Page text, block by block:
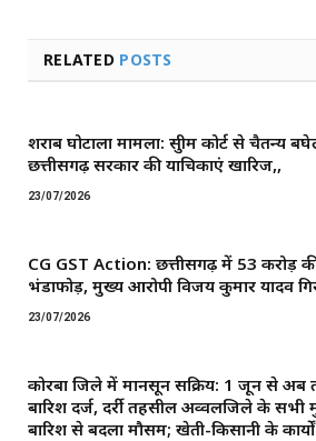
RELATED POSTS
शराब घोटाला मामला: सुप्रीम कोर्ट से चैतन्य
छत्तीसगढ़ सरकार की याचिकाएं खारिज,,
23/07/2026
CG GST Action: छत्तीसगढ़ में 53 करोड़
भंडाफोड़, मुख्य आरोपी विजय कुमार यादव
23/07/2026
कोरबा जिले में मानसून सक्रिय: 1 जून से
बारिश दर्ज, दर्री तहसील अव्वलजिले के सभी
बारिश से बदला मौसम; खेती-किसानी के